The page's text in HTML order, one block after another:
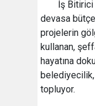
​İş Bitirici
devasa
projelerin
kullanan,
hayatına
belediyecilik,
topluyor.